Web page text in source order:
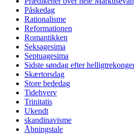
Påskedag
Rationalisme
Reformationen
Romantikken
Seksagesima
Septuagesima
Sidste søndag efter
Skærtorsdag
Store bededag
Tidehverv
Trinitatis
Ukendt
skandinavisme
Åbningstale